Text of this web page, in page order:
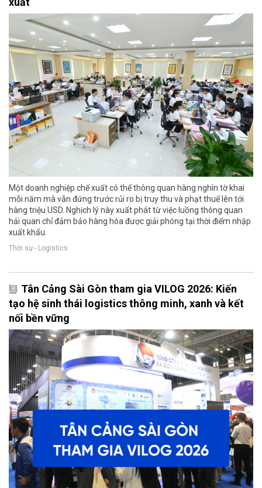
Một doanh nghiệp chế xuất có thể thông quan hàng nghìn tờ khai
mỗi năm mà vẫn đứng trước rủi ro bị truy thu và phạt thuế lên tới
hàng triệu USD. Nghịch lý này xuất phát từ việc luồng thông quan
hải quan chỉ đảm bảo hàng hóa được giải phóng tại thời điểm nhập
xuất khẩu.
Thời sự - Logistics
Tân Cảng Sài Gòn tham gia VILOG 2026: Kiến
tạo hệ sinh thái logistics thông minh, xanh và kết
nối bền vững